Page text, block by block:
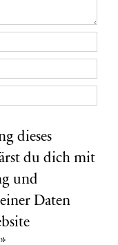
dieses
du dich mit
und
Daten